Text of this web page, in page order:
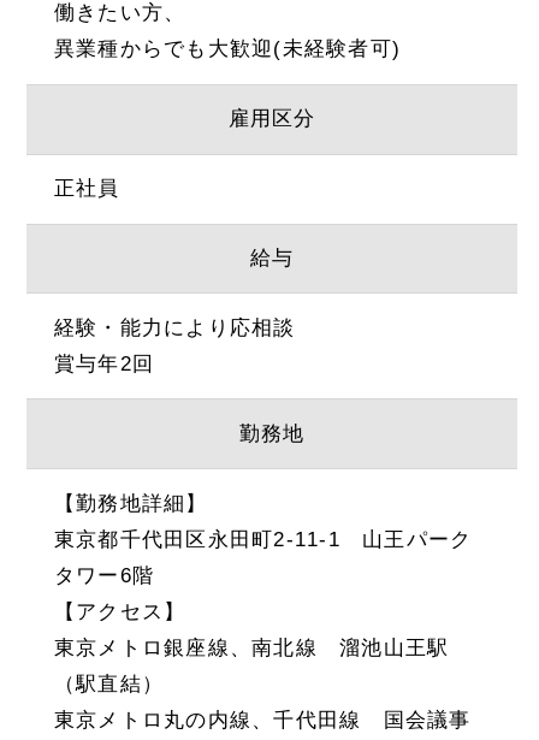
働きたい方、
異業種からでも大歓迎(未経験者可)
雇用区分
正社員
給与
経験・能力により応相談
賞与年2回
勤務地
【勤務地詳細】
東京都千代田区永田町2-11-1 山王パーク
タワー6階
【アクセス】
東京メトロ銀座線、南北線 溜池山王駅
（駅直結）
東京メトロ丸の内線、千代田線 国会議事